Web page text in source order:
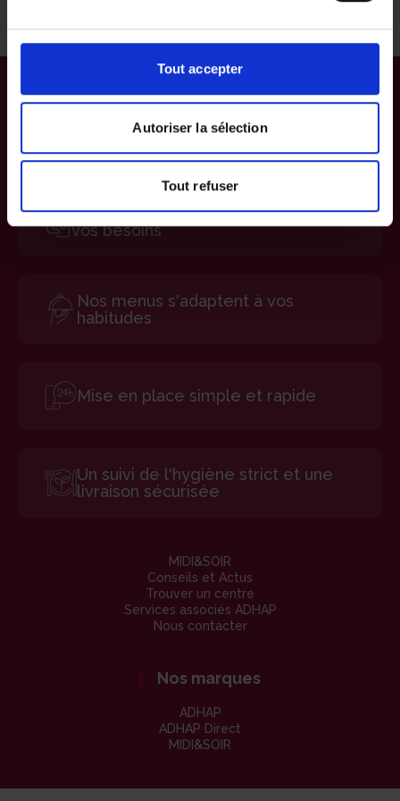
Tout accepter
Autoriser la sélection
Tout refuser
Notre Livreur-Veilleur est attentif à
vos besoins
Nos menus s'adaptent à vos
habitudes
Mise en place simple et rapide
Un suivi de l'hygiène strict et une
livraison sécurisée
MIDI&SOIR
Conseils et Actus
Trouver un centre
Services associés ADHAP
Nous contacter
Nos marques
ADHAP
ADHAP Direct
MIDI&SOIR